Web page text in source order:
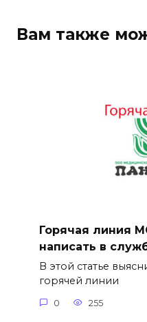
Вам также
Горячая линия
написать в
В этой статье
горячей линии
0 255